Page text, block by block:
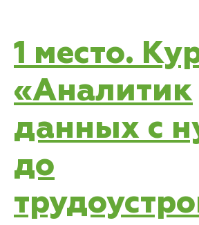
1 место.
«Аналитик
данных с
до